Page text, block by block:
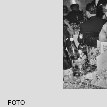
FOTO